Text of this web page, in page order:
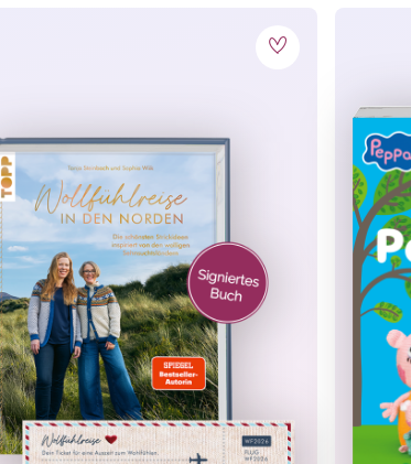
Sicherheitsgarn u. v. m.
, Hardcover 4/0